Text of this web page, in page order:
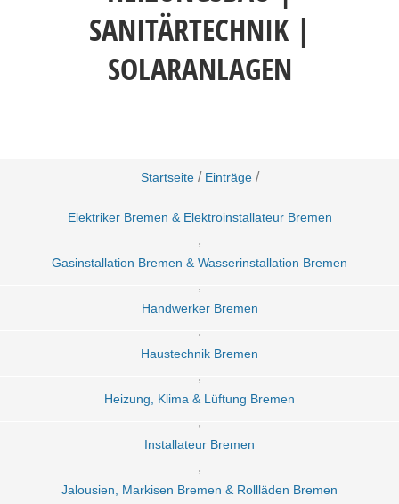
SANITÄRTECHNIK |
SOLARANLAGEN
Startseite / Einträge /
Elektriker Bremen & Elektroinstallateur Bremen
,
Gasinstallation Bremen & Wasserinstallation Bremen
,
Handwerker Bremen
,
Haustechnik Bremen
,
Heizung, Klima & Lüftung Bremen
,
Installateur Bremen
,
Jalousien, Markisen Bremen & Rollläden Bremen